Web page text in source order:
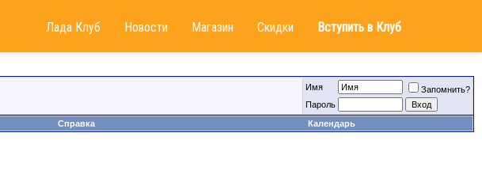
Лада Клуб Новости Магазин Скидки Вступить в Клуб
Имя
Запомнить?
Пароль
Справка Календарь